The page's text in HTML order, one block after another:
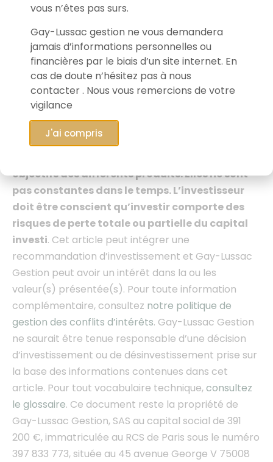
Lussac Gestion à la date de publication et sont
susceptibles d’être révisées ultérieurement. Cet
article, établit par les équipes de Gay-Lussac
Gestion, fournit une information sur les marchés
financiers et leurs acteurs. Gay-Lussac Gestion
détient des positions dans la valeur présentée pour
1,80% de l’actif du FCP Gay-Lussac Microcaps
Europe au 31/05/2023.
réalisées par le passé ne préjugent pas des
objectifs des différents produits.Elles ne sont
pas constantes dans le temps. L’investisseur
doit être conscient qu’investir comporte des
risques de perte totale ou partielle du capital
investi. Cet article peut intégrer une
recommandation d’investissement et Gay-Lussac
Gestion peut avoir un intérêt dans la ou les
valeur(s) présentée(s). Pour toute information
complémentaire, consultez notre politique de
gestion des conflits d’intérêts. Gay-Lussac Gestion
ne saurait être tenue responsable d’une décision
d’investissement ou de désinvestissement prise sur
la base des informations contenues dans cet
article. Pour tout vocabulaire technique, consultez
le glossaire. Ce document reste la propriété de
Gay-Lussac Gestion, SAS au capital social de 391
200 €, immatriculée au RCS de Paris sous le numéro
397 833 773, située au 45 avenue George V 75008
vous n’êtes pas surs.
Gay-Lussac gestion ne vous demandera
jamais d’informations personnelles ou
financières par le biais d’un site internet. En
cas de doute n’hésitez pas à nous
contacter . Nous vous remercions de votre
vigilance
J'ai compris